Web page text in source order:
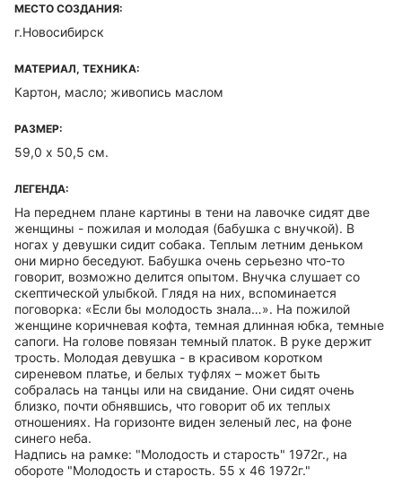
МЕСТО СОЗДАНИЯ:
г.Новосибирск
МАТЕРИАЛ, ТЕХНИКА:
Картон, масло; живопись маслом
РАЗМЕР:
59,0 х 50,5 см.
ЛЕГЕНДА:
На переднем плане картины в тени на лавочке сидят две
женщины - пожилая и молодая (бабушка с внучкой). В
ногах у девушки сидит собака. Теплым летним деньком
они мирно беседуют. Бабушка очень серьезно что-то
говорит, возможно делится опытом. Внучка слушает со
скептической улыбкой. Глядя на них, вспоминается
поговорка: «Если бы молодость знала…». На пожилой
женщине коричневая кофта, темная длинная юбка, темные
сапоги. На голове повязан темный платок. В руке держит
трость. Молодая девушка - в красивом коротком
сиреневом платье, и белых туфлях – может быть
собралась на танцы или на свидание. Они сидят очень
близко, почти обнявшись, что говорит об их теплых
отношениях. На горизонте виден зеленый лес, на фоне
синего неба.
Надпись на рамке: "Молодость и старость" 1972г., на
обороте "Молодость и старость. 55 х 46 1972г."